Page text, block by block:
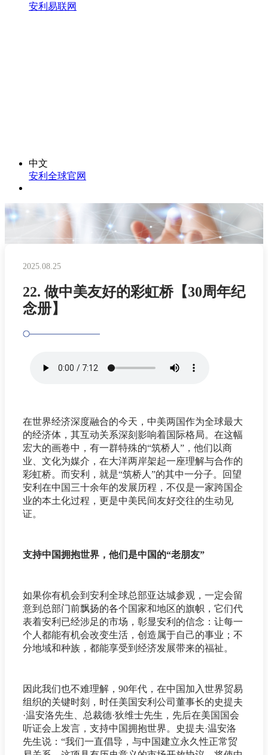
安利易联网
中文
安利全球官网
2025.08.25
22. 做中美友好的彩虹桥【30周年纪
念册】
在世界经济深度融合的今天，中美两国作为全球最大
的经济体，其互动关系深刻影响着国际格局。在这幅
宏大的画卷中，有一群特殊的“筑桥人”，他们以商
业、文化为媒介，在大洋两岸架起一座理解与合作的
彩虹桥。而安利，就是“筑桥人”的其中一分子。回望
安利在中国三十余年的发展历程，不仅是一家跨国企
业的本土化过程，更是中美民间友好交往的生动见
证。
支持中国拥抱世界，他们是中国的“老朋友”
如果你有机会到安利全球总部亚达城参观，一定会留
意到总部门前飘扬的各个国家和地区的旗帜，它们代
表着安利已经涉足的市场，彰显安利的信念：让每一
个人都能有机会改变生活，创造属于自己的事业；不
分地域和种族，都能享受到经济发展带来的福祉。
因此我们也不难理解，90年代，在中国加入世界贸易
组织的关键时刻，时任美国安利公司董事长的史提夫
·温安洛先生、总裁德·狄维士先生，先后在美国国会
听证会上发言，支持中国拥抱世界。史提夫·温安洛
先生说：“我们一直倡导，与中国建立永久性正常贸